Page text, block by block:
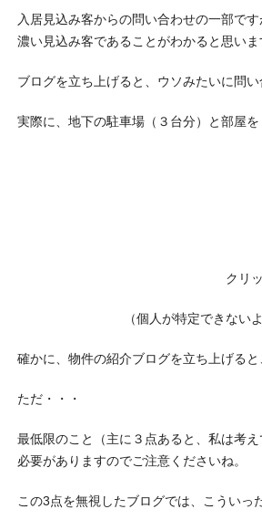
入居見込み客からの問い合わせの一部で
濃い見込み客であることがわかると思いま
ブログを立ち上げると、ウソみたいに問
実際に、地下の駐車場（３台分）と部屋
クリ
（個人が特定できない
確かに、物件の紹介ブログを立ち上げる
ただ・・・
最低限のこと（主に３点あると、私は考
必要がありますのでご注意くださいね。
この3点を無視したブログでは、こうい